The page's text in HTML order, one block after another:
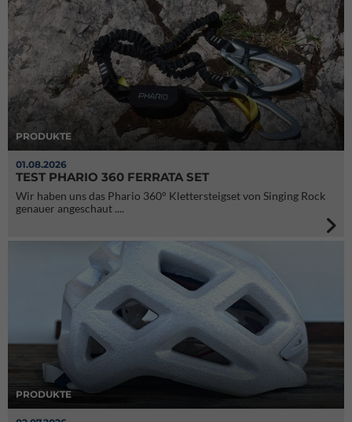
PRODUKTE
01.08.2026
TEST PHARIO 360 FERRATA SET
Wir haben uns das Phario 360° Klettersteigset von Singing Rock
genauer angeschaut ....
PRODUKTE